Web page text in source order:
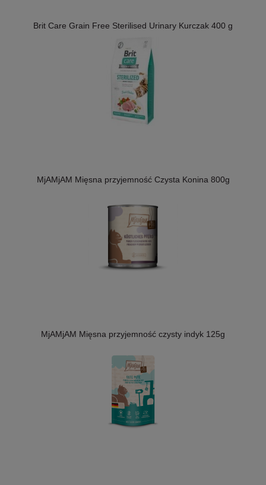
Brit Care Grain Free Sterilised Urinary Kurczak 400 g
MjAMjAM Mięsna przyjemność Czysta Konina 800g
MjAMjAM Mięsna przyjemność czysty indyk 125g